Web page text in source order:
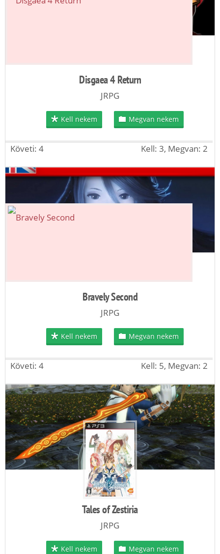
Disgaea 4 Return
JRPG
Kell nekem Megvan nekem
Követi: 4 Kell: 3, Megvan: 2
Bravely Second
JRPG
Kell nekem Megvan nekem
Követi: 4 Kell: 5, Megvan: 2
Tales of Zestiria
JRPG
Kell nekem Megvan nekem